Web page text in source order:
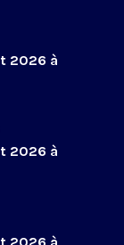
2026 à
2026 à